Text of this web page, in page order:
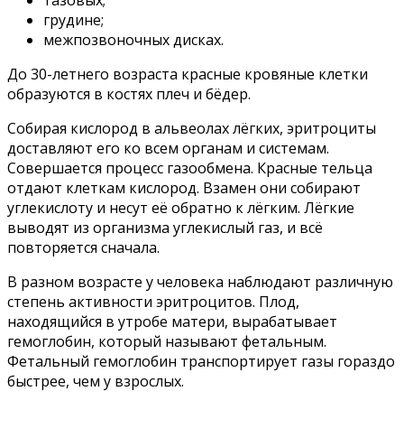
грудине;
межпозвоночных дисках.
До 30-летнего возраста красные кровяные клетки
образуются в костях плеч и бёдер.
Собирая кислород в альвеолах лёгких, эритроциты
доставляют его ко всем органам и системам.
Совершается процесс газообмена. Красные тельца
отдают клеткам кислород. Взамен они собирают
углекислоту и несут её обратно к лёгким. Лёгкие
выводят из организма углекислый газ, и всё
повторяется сначала.
В разном возрасте у человека наблюдают различную
степень активности эритроцитов. Плод,
находящийся в утробе матери, вырабатывает
гемоглобин, который называют фетальным.
Фетальный гемоглобин транспортирует газы гораздо
быстрее, чем у взрослых.